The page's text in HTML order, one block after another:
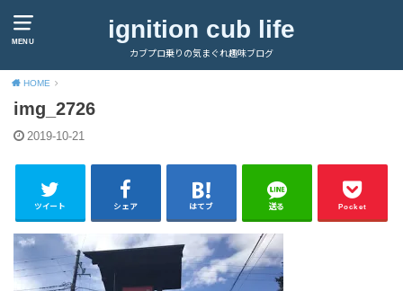
MENU ignition cub life
カブプロ乗りの気まぐれ趣味ブログ
HOME
img_2726
2019-10-21
ツイート シェア はてブ 送る Pocket